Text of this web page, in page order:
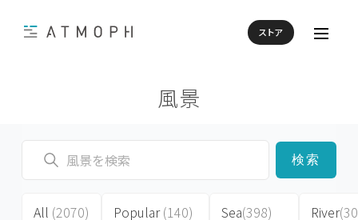
ストア
風景
検索
All (2070)
Popular(140)
Sea(398)
River